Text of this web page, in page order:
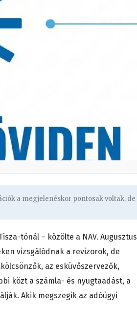
a megjelenéskor pontosak voltak, de
tónál – közölte a NAV. Augusztus
vizsgálódnak a revizorok, de
az esküvőszervezők,
közt a számla- és nyugtaadást, a
Akik megszegik az adóügyi